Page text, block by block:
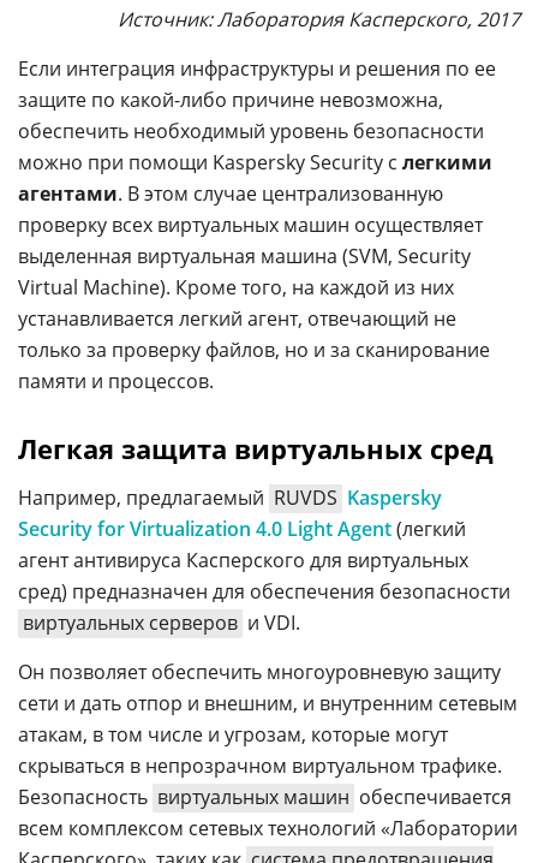
Источник: Лаборатория Касперского, 2017
Если интеграция инфраструктуры и решения по ее
защите по какой-либо причине невозможна,
обеспечить необходимый уровень безопасности
можно при помощи Kaspersky Security с легкими
агентами. В этом случае централизованную
проверку всех виртуальных машин осуществляет
выделенная виртуальная машина (SVM, Security
Virtual Machine). Кроме того, на каждой из них
устанавливается легкий агент, отвечающий не
только за проверку файлов, но и за сканирование
памяти и процессов.
Легкая защита виртуальных сред
Например, предлагаемый RUVDS Kaspersky
Security for Virtualization 4.0 Light Agent(легкий
агент антивируса Касперского для виртуальных
сред) предназначен для обеспечения безопасности
виртуальных серверов и VDI.
Он позволяет обеспечить многоуровневую защиту
сети и дать отпор и внешним, и внутренним сетевым
атакам, в том числе и угрозам, которые могут
скрываться в непрозрачном виртуальном трафике.
Безопасность виртуальных машин обеспечивается
всем комплексом сетевых технологий «Лаборатории